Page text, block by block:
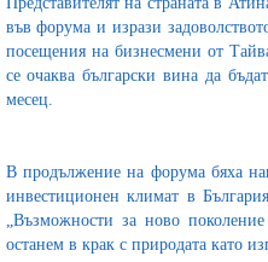
във форума и изрази
посещения на бизнесмени от
се очаква български вина да
месец.
В продължение на форума бяха
инвестиционен климат в
„Възможности за ново
останем в крак с природата като